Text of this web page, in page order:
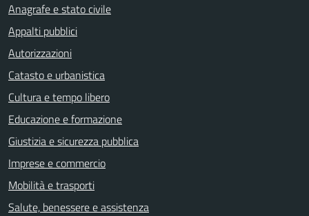
Anagrafe e stato civile
Appalti pubblici
Autorizzazioni
Catasto e urbanistica
Cultura e tempo libero
Educazione e formazione
Giustizia e sicurezza pubblica
Imprese e commercio
Mobilità e trasporti
Salute, benessere e assistenza